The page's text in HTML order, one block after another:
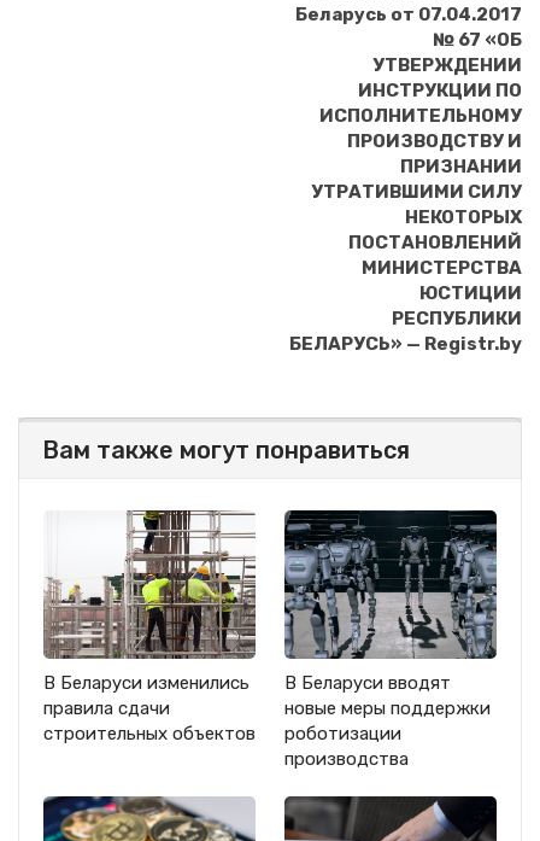
Беларусь от 07.04.2017
№ 67 «ОБ
УТВЕРЖДЕНИИ
ИНСТРУКЦИИ ПО
ИСПОЛНИТЕЛЬНОМУ
ПРОИЗВОДСТВУ И
ПРИЗНАНИИ
УТРАТИВШИМИ СИЛУ
НЕКОТОРЫХ
ПОСТАНОВЛЕНИЙ
МИНИСТЕРСТВА
ЮСТИЦИИ
РЕСПУБЛИКИ
БЕЛАРУСЬ» — Registr.by
Вам также могут понравиться
В Беларуси изменились
правила сдачи
строительных объектов
В Беларуси вводят
новые меры поддержки
роботизации
производства